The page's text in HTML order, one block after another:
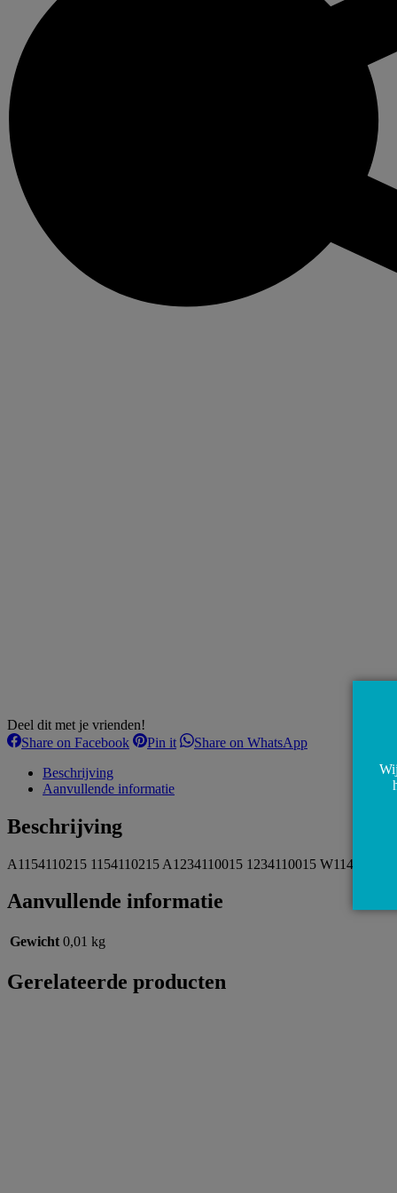
Deel dit met je vrienden!
Share on FacebookSharePin itShareShare on WhatsAppShare
Beschrijving
Aanvullende informatie
Beschrijving
A1154110215 1154110215 A1234110015 1234110015 W114 W115
Aanvullende informatie
Gewicht 0,01 kg
Gerelateerde producten